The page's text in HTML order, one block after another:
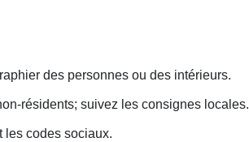
des personnes ou des intérieurs.
résidents; suivez les consignes locales.
les codes sociaux.